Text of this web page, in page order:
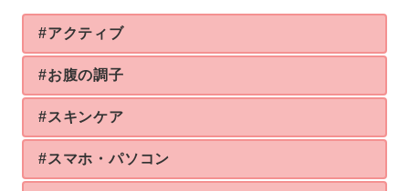
#アクティブ
#お腹の調子
#スキンケア
#スマホ・パソコン